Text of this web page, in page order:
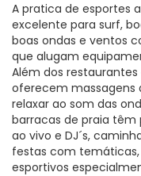
A pratica de esportes
excelente para surf,
boas ondas e ventos
que alugam
Além dos
oferecem massagens
relaxar ao som das
barracas de praia
ao vivo e DJ´s,
festas com
esportivos